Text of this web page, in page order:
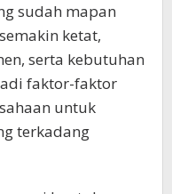
sudah mapan
ketat,
serta kebutuhan
faktor-faktor
untuk
terkadang